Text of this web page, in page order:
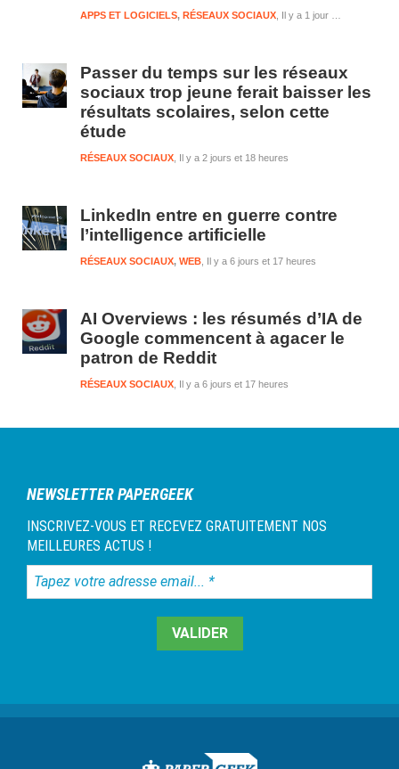
Il y a 1 jour et 18 heures
APPS ET LOGICIELS, RÉSEAUX SOCIAUX
Passer du temps sur les réseaux
sociaux trop jeune ferait baisser les
résultats scolaires, selon cette
étude
Il y a 2 jours et 18 heures
RÉSEAUX SOCIAUX
LinkedIn entre en guerre contre
l’intelligence artificielle
Il y a 6 jours et 17 heures
RÉSEAUX SOCIAUX, WEB
AI Overviews : les résumés d’IA de
Google commencent à agacer le
patron de Reddit
Il y a 6 jours et 17 heures
RÉSEAUX SOCIAUX
NEWSLETTER PAPERGEEK
INSCRIVEZ-VOUS ET RECEVEZ GRATUITEMENT NOS
MEILLEURES ACTUS !
Tapez
votre